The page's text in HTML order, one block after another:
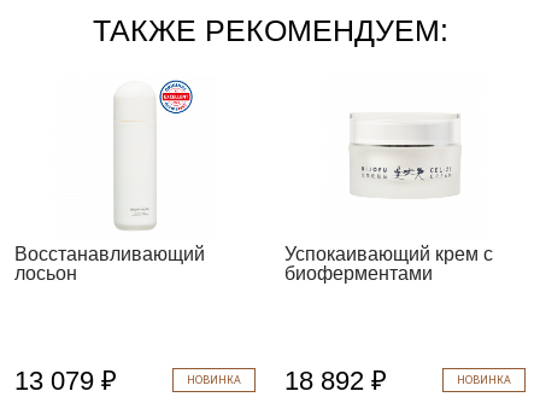
ТАКЖЕ РЕКОМЕНДУЕМ:
НОВИНКА
Восстанавливающий
лосьон
13 079 ₽ НОВИНКА
Успокаивающий крем с
биоферментами
18 892 ₽